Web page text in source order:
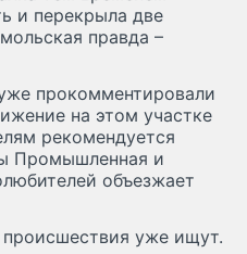
и перекрыла две
правда –
прокомментировали
на этом участке
рекомендуется
Промышленная и
объезжает
происшествия уже ищут.